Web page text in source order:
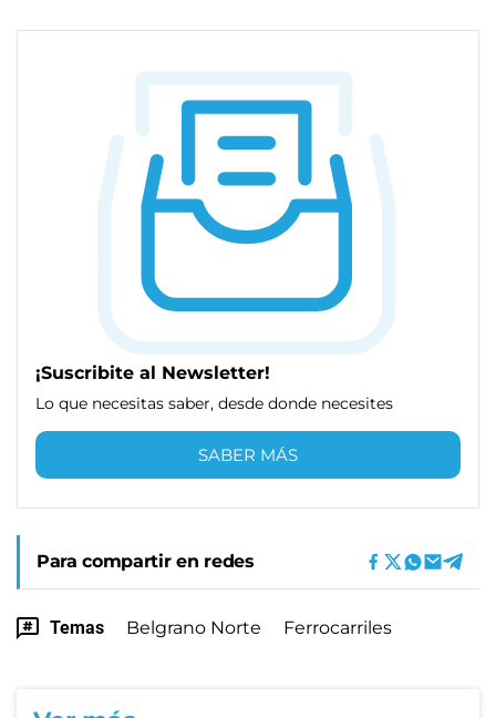
¡Suscribite al Newsletter!
Lo que necesitas saber, desde donde necesites
SABER MÁS
Para compartir en redes
Temas Belgrano Norte Ferrocarriles